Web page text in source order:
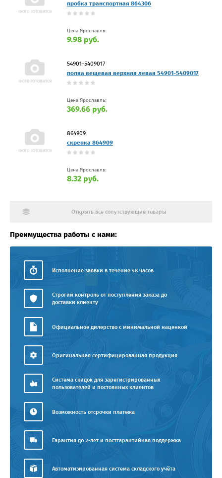
пробка транспортная 864306
Цена Ярославль:
9.98 руб.
54901-5409017
полка вещевая верхняя левая 54901-5409017
Цена Ярославль:
369.66 руб.
864909
скрепка 864909
Цена Ярославль:
8.32 руб.
Открыть все сопутствующие товары
Преимущества работы с нами:
Исполнение заявки в течение 48 часов
Строгий контроль от поступления заказа до
доставки клиенту
Официальное дилерство с минимальной наценкой
Оригинальная сертифицированная продукция
Система скидок для зарегистрированных
пользователей и постоянных клиентов
Возможность отсрочки платежа
Гарантия до 2-лет и постгарантийная поддержка
Автоматизированная система складского учёта